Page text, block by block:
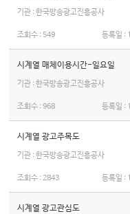
기관 : 한국방송광고진흥공사
조회수 : 549 등록일 :
시계열 매체이용시간-일요일
기관 : 한국방송광고진흥공사
조회수 :968 등록일 :
시계열 광고주목도
기관 : 한국방송광고진흥공사
조회수 :2843 등록일 :
시계열 광고관심도